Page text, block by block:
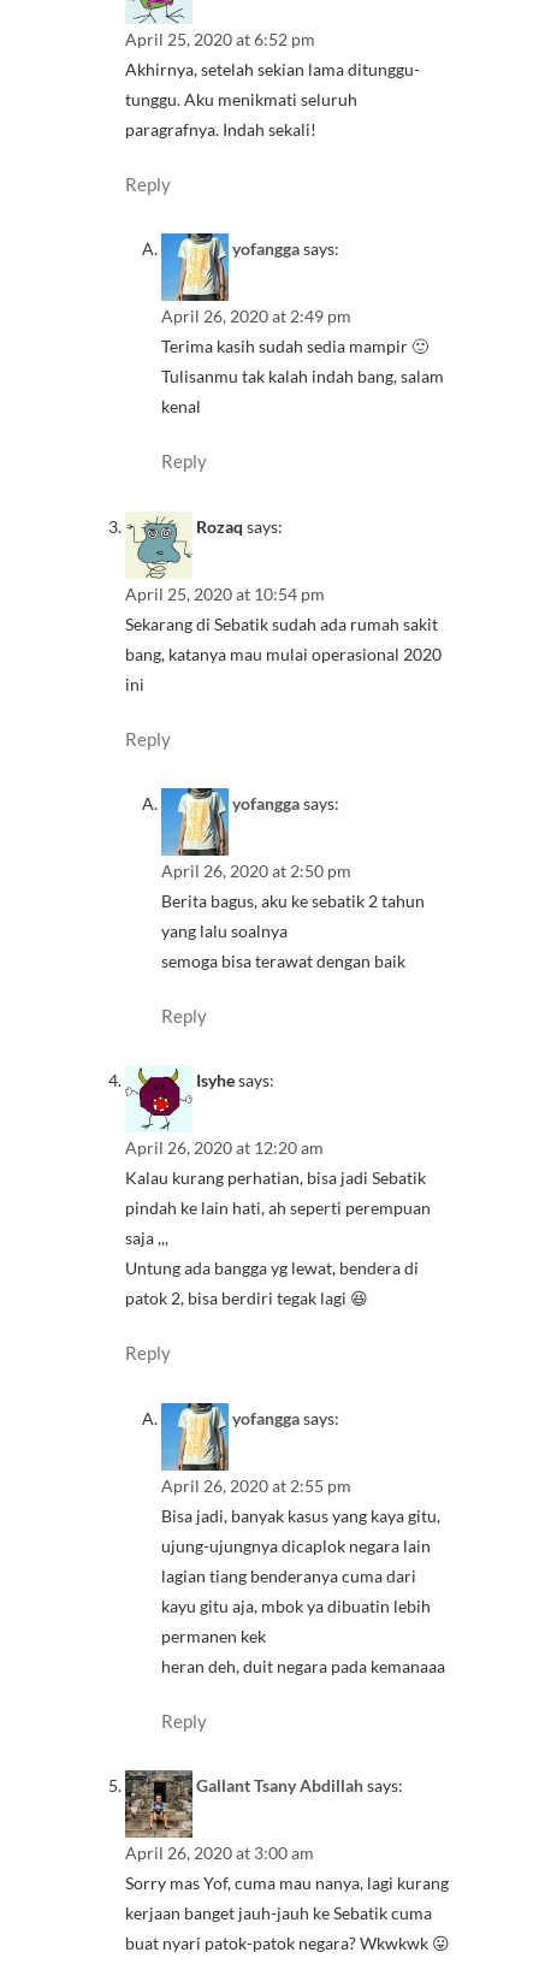
April 25, 2020 at 6:52 pm
Akhirnya, setelah sekian lama ditunggu-
tunggu. Aku menikmati seluruh
paragrafnya. Indah sekali!
Reply
yofanggasays:
April 26, 2020 at 2:49 pm
Terima kasih sudah sedia mampir 🙂
Tulisanmu tak kalah indah bang, salam
kenal
Reply
Rozaq says:
April 25, 2020 at 10:54 pm
Sekarang di Sebatik sudah ada rumah sakit
bang, katanya mau mulai operasional 2020
ini
Reply
yofanggasays:
April 26, 2020 at 2:50 pm
Berita bagus, aku ke sebatik 2 tahun
yang lalu soalnya
semoga bisa terawat dengan baik
Reply
Isyhesays:
April 26, 2020 at 12:20 am
Kalau kurang perhatian, bisa jadi Sebatik
pindah ke lain hati, ah seperti perempuan
saja ,,,
Untung ada bangga yg lewat, bendera di
patok 2, bisa berdiri tegak lagi 😆
Reply
yofanggasays:
April 26, 2020 at 2:55 pm
Bisa jadi, banyak kasus yang kaya gitu,
ujung-ujungnya dicaplok negara lain
lagian tiang benderanya cuma dari
kayu gitu aja, mbok ya dibuatin lebih
permanen kek
heran deh, duit negara pada kemanaaa
Reply
Gallant Tsany Abdillahsays:
April 26, 2020 at 3:00 am
Sorry mas Yof, cuma mau nanya, lagi kurang
kerjaan banget jauh-jauh ke Sebatik cuma
buat nyari patok-patok negara? Wkwkwk 😛